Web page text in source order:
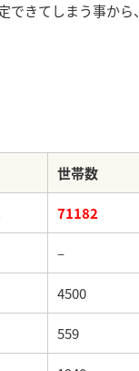
きてしまう事から、
世帯数
71182
–
4500
559